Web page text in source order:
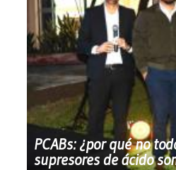
PCABs: ¿por qué no
supresores de ácido